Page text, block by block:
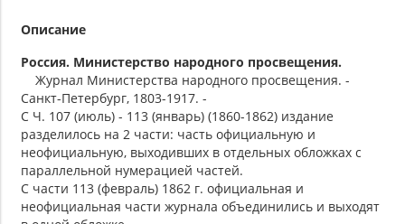
Описание
Россия. Министерство народного просвещения.
Журнал Министерства народного просвещения. -
Санкт-Петербург, 1803-1917. -
С Ч. 107 (июль) - 113 (январь) (1860-1862) издание
разделилось на 2 части: часть официальную и
неофициальную, выходивших в отдельных обложках с
параллельной нумерацией частей.
С части 113 (февраль) 1862 г. официальная и
неофициальная части журнала объединились и выходят